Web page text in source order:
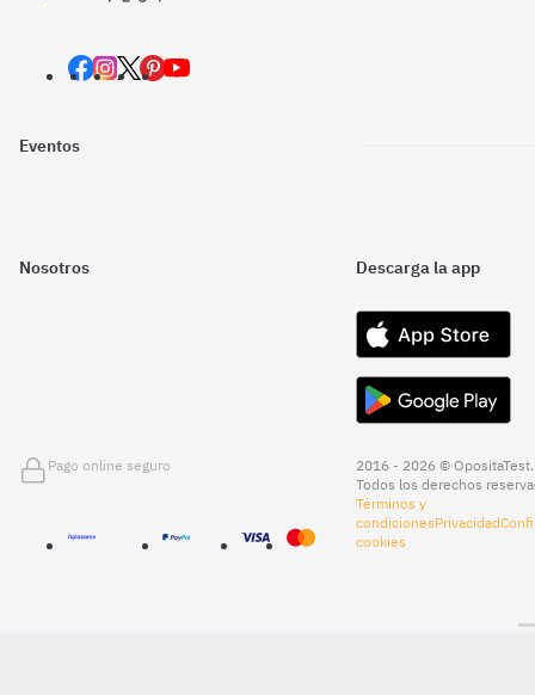
Eventos
Nosotros Descarga la app
Pago online seguro
2016 - 2026 © OpositaTest.
Todos los derechos
Términos y
condicionesPrivacidad
cookies